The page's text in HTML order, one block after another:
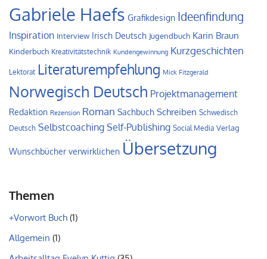
Gabriele Haefs Grafikdesign Ideenfindung
Inspiration Interview Irisch Deutsch Jugendbuch Karin Braun
Kinderbuch Kreativitätstechnik Kundengewinnung Kurzgeschichten
Lektorat Literaturempfehlung Mick Fitzgerald
Norwegisch Deutsch Projektmanagement
Redaktion Rezension Roman Sachbuch Schreiben Schwedisch
Deutsch Selbstcoaching Self-Publishing Social Media Verlag
Wunschbücher verwirklichen Übersetzung
Themen
+Vorwort Buch (1)
Allgemein (1)